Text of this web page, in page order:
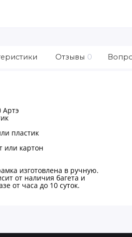
Отзывы 0
Артэ
пластик
или картон
изготовлена в ручную.
от наличия багета и
от часа до 10 суток.